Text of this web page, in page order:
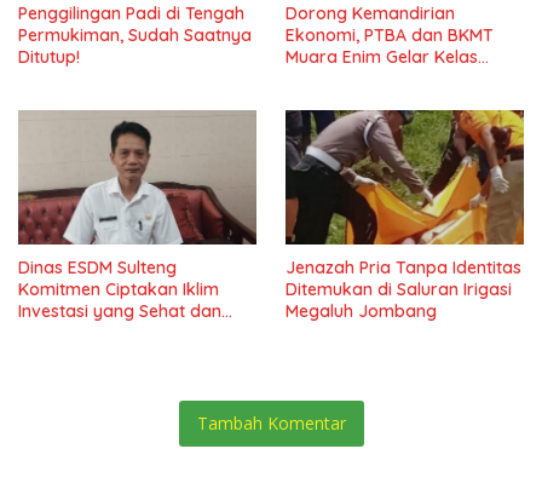
Penggilingan Padi di Tengah
Permukiman, Sudah Saatnya
Dorong Kemandirian
Ekonomi, PTBA dan BKMT
Muara Enim Gelar Kelas
Dinas ESDM Sulteng
Komitmen Ciptakan Iklim
Investasi yang Sehat dan
Jenazah Pria Tanpa Identitas
Ditemukan di Saluran Irigasi
Megaluh Jombang
Tambah Komentar